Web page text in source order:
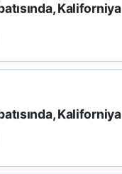
Kaliforniya
Kaliforniya